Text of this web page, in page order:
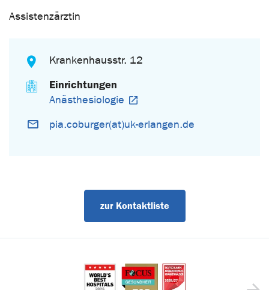
Assistenzärztin
Krankenhausstr. 12
Einrichtungen
Anästhesiologie
pia.coburger(at)uk-erlangen.de
zur Kontaktliste